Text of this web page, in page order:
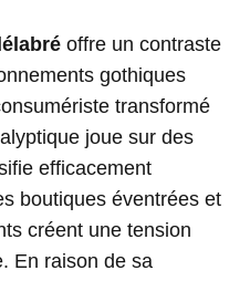
offre un contraste
gothiques
transformé
joue sur des
efficacement
boutiques éventrées et
créent une tension
En raison de sa